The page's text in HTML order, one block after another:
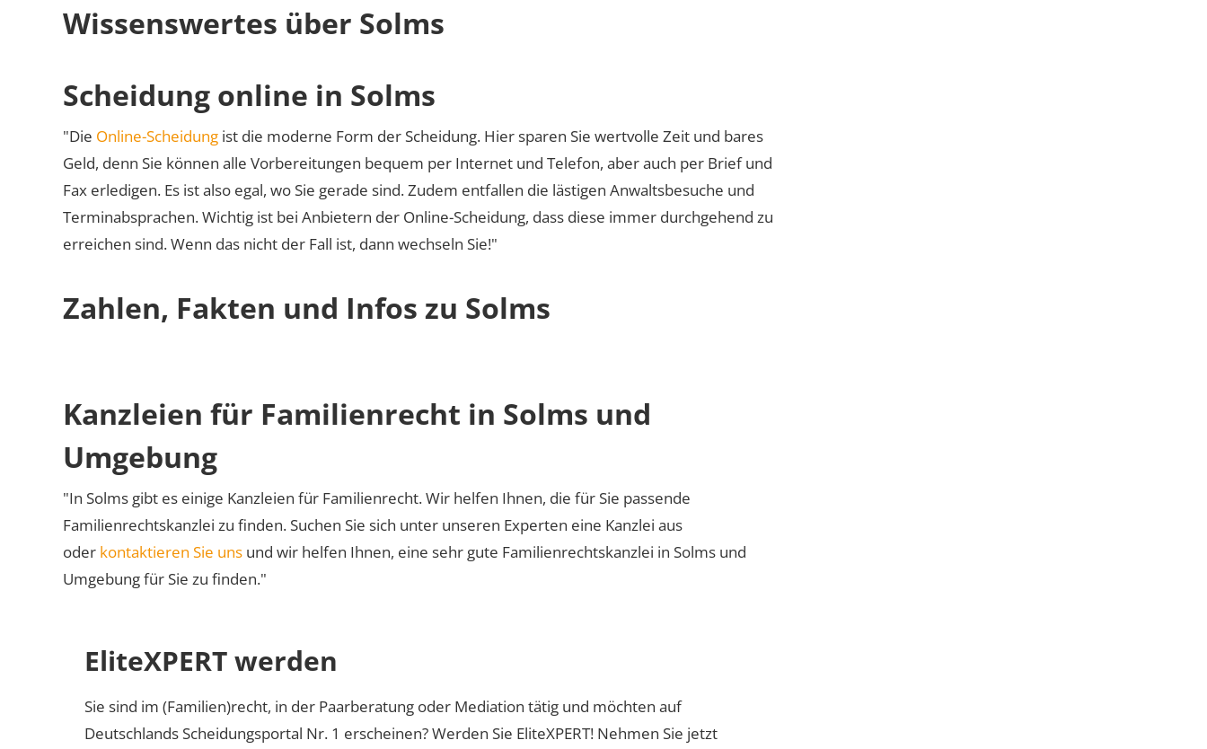
Wissenswertes über Solms
Scheidung online in Solms
"Die Online-Scheidung ist die moderne Form der Scheidung. Hier sparen Sie wertvolle Zeit und bares
Geld, denn Sie können alle Vorbereitungen bequem per Internet und Telefon, aber auch per Brief und
Fax erledigen. Es ist also egal, wo Sie gerade sind. Zudem entfallen die lästigen Anwaltsbesuche und
Terminabsprachen. Wichtig ist bei Anbietern der Online-Scheidung, dass diese immer durchgehend zu
erreichen sind. Wenn das nicht der Fall ist, dann wechseln Sie!"
Zahlen, Fakten und Infos zu Solms
Kanzleien für Familienrecht in Solms und
Umgebung
"In Solms gibt es einige Kanzleien für Familienrecht. Wir helfen Ihnen, die für Sie passende
Familienrechtskanzlei zu finden. Suchen Sie sich unter unseren Experten eine Kanzlei aus
oder kontaktieren Sie uns und wir helfen Ihnen, eine sehr gute Familienrechtskanzlei in Solms und
Umgebung für Sie zu finden."
EliteXPERT werden
Sie sind im (Familien)recht, in der Paarberatung oder Mediation tätig und möchten auf
Deutschlands Scheidungsportal Nr. 1 erscheinen? Werden Sie EliteXPERT! Nehmen Sie jetzt